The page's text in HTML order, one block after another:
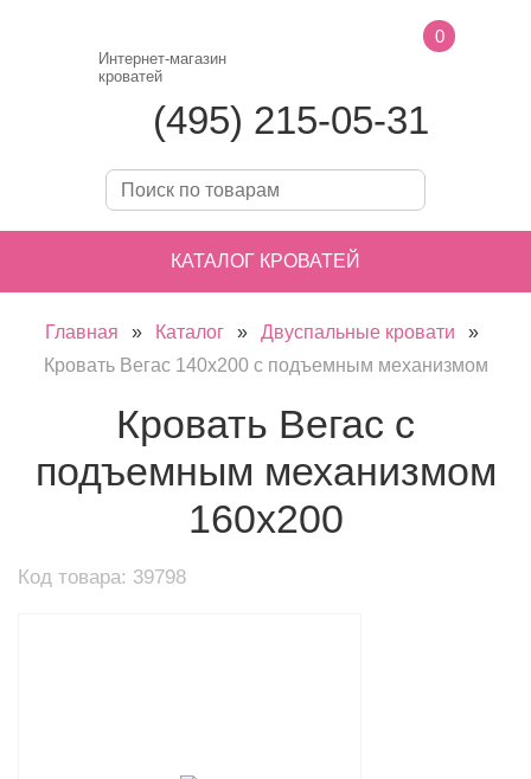
Интернет-магазин
кроватей
(495) 215-05-31
0
КАТАЛОГ КРОВАТЕЙ
Главная » Каталог » Двуспальные кровати
»
Кровать Вегас 140х200 с подъемным механизмом
Кровать Вегас с
подъемным механизмом
160х200
Код товара: 39798